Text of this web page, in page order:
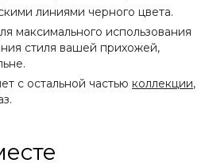
линиями черного цвета.
максимального использования
стиля вашей прихожей,
с остальной частью коллекции,